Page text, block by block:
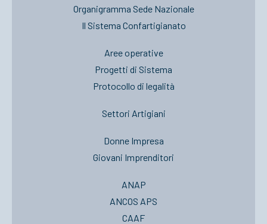
Organigramma Sede Nazionale
Il Sistema Confartigianato
Aree operative
Progetti di Sistema
Protocollo di legalità
Settori Artigiani
Donne Impresa
Giovani Imprenditori
ANAP
ANCOS APS
CAAF